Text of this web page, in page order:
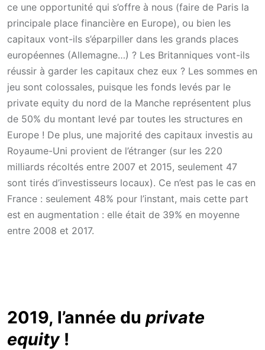
ce une opportunité qui s’offre à nous (faire de Paris la
principale place financière en Europe), ou bien les
capitaux vont-ils s’éparpiller dans les grands places
européennes (Allemagne…) ? Les Britanniques vont-ils
réussir à garder les capitaux chez eux ? Les sommes en
jeu sont colossales, puisque les fonds levés par le
private equity du nord de la Manche représentent plus
de 50% du montant levé par toutes les structures en
Europe ! De plus, une majorité des capitaux investis au
Royaume-Uni provient de l’étranger (sur les 220
milliards récoltés entre 2007 et 2015, seulement 47
sont tirés d’investisseurs locaux). Ce n’est pas le cas en
France : seulement 48% pour l’instant, mais cette part
est en augmentation : elle était de 39% en moyenne
entre 2008 et 2017.
2019, l’année du private
equity!